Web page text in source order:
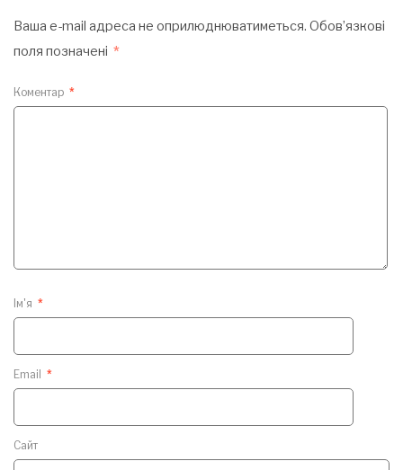
Ваша e-mail адреса не оприлюднюватиметься. Обов’язкові
поля позначені *
Коментар *
Ім'я *
Email *
Сайт